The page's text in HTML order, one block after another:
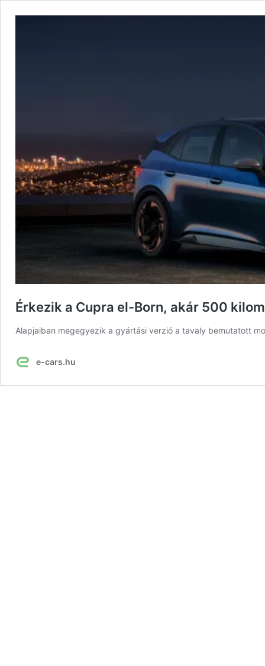
Érkezik a Cupra el-Born, akár 500
Alapjaiban megegyezik a gyártási verzió a tavaly bemutatott
e-cars.hu